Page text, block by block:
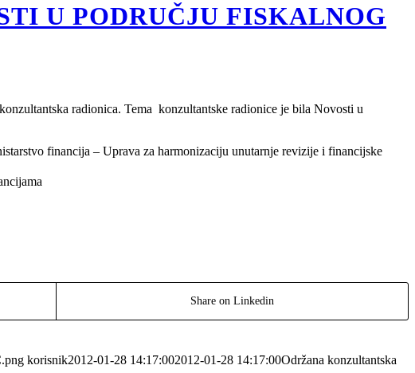
U PODRUČJU FISKALNOG
radionica. Tema konzultantske radionice je bila Novosti u
financija – Uprava za harmonizaciju unutarnje revizije i financijske
Share on Linkedin
korisnik2012-01-28 14:17:002012-01-28 14:17:00Održana konzultantska